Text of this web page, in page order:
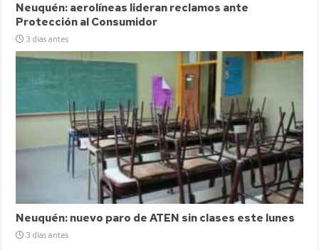
Neuquén: aerolíneas lideran reclamos ante
Protección al Consumidor
3 días antes
Neuquén: nuevo paro de ATEN sin clases este lunes
3 días antes